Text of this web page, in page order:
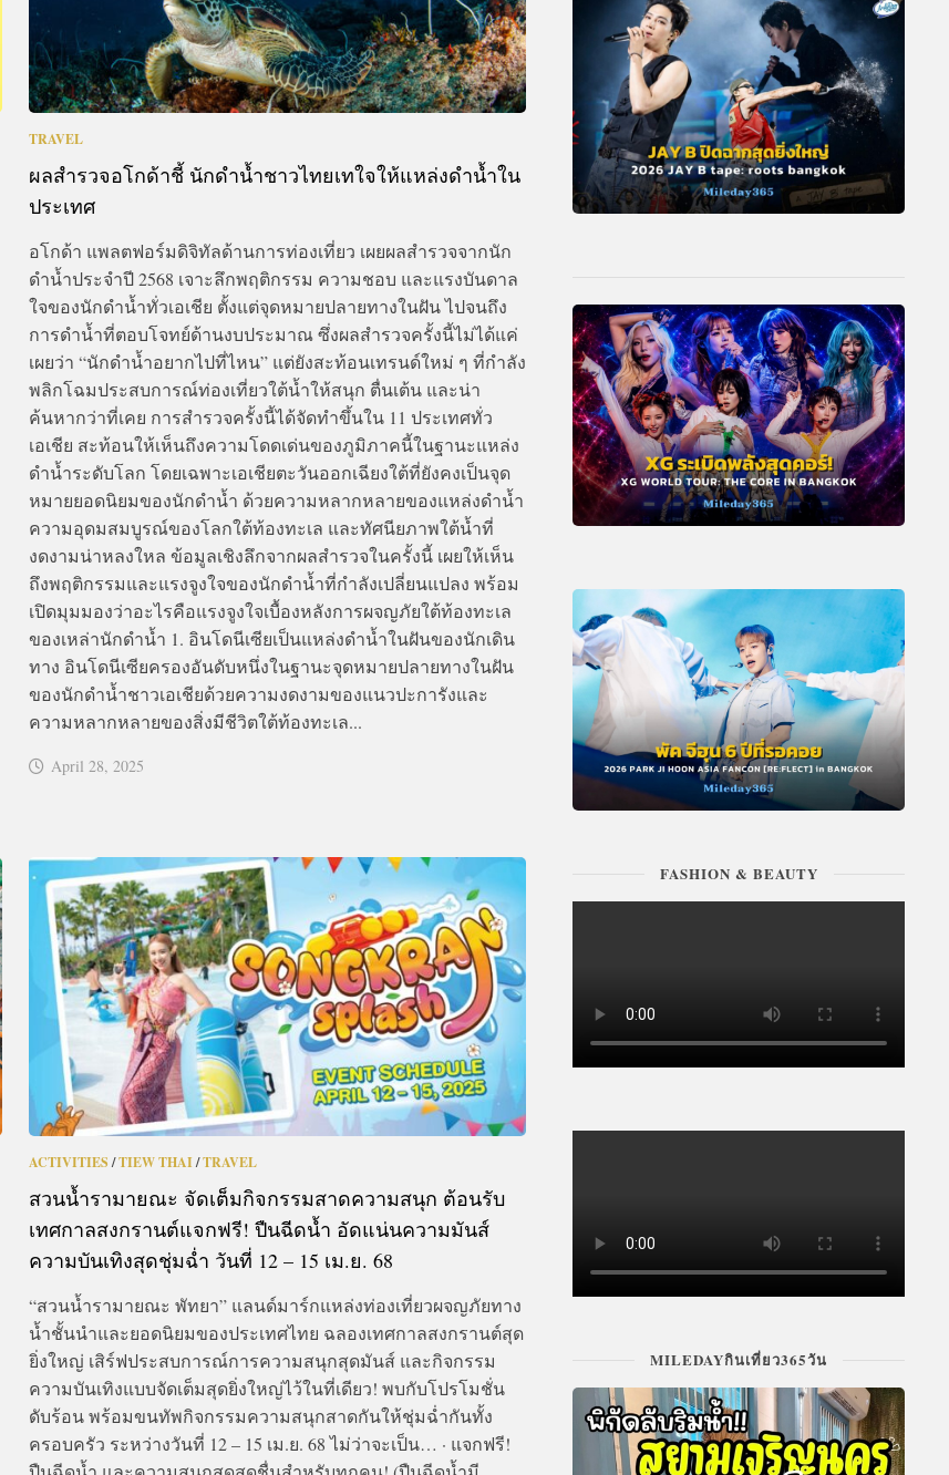
TRAVEL
ผลสำรวจอโกด้าชี้ นักดำน้ำชาวไทยเทใจให้แหล่งดำน้ำใน
ประเทศ
อโกด้า แพลตฟอร์มดิจิทัลด้านการท่องเที่ยว เผยผลสำรวจจากนัก
ดำน้ำประจำปี 2568 เจาะลึกพฤติกรรม ความชอบ และแรงบันดาล
ใจของนักดำน้ำทั่วเอเชีย ตั้งแต่จุดหมายปลายทางในฝัน ไปจนถึง
การดำน้ำที่ตอบโจทย์ด้านงบประมาณ ซึ่งผลสำรวจครั้งนี้ไม่ได้แค่
เผยว่า “นักดำน้ำอยากไปที่ไหน” แต่ยังสะท้อนเทรนด์ใหม่ ๆ ที่กำลัง
พลิกโฉมประสบการณ์ท่องเที่ยวใต้น้ำให้สนุก ตื่นเต้น และน่า
ค้นหากว่าที่เคย การสำรวจครั้งนี้ได้จัดทำขึ้นใน 11 ประเทศทั่ว
เอเชีย สะท้อนให้เห็นถึงความโดดเด่นของภูมิภาคนี้ในฐานะแหล่ง
ดำน้ำระดับโลก โดยเฉพาะเอเชียตะวันออกเฉียงใต้ที่ยังคงเป็นจุด
หมายยอดนิยมของนักดำน้ำ ด้วยความหลากหลายของแหล่งดำน้ำ
ความอุดมสมบูรณ์ของโลกใต้ท้องทะเล และทัศนียภาพใต้น้ำที่
งดงามน่าหลงใหล ข้อมูลเชิงลึกจากผลสำรวจในครั้งนี้ เผยให้เห็น
ถึงพฤติกรรมและแรงจูงใจของนักดำน้ำที่กำลังเปลี่ยนแปลง พร้อม
เปิดมุมมองว่าอะไรคือแรงจูงใจเบื้องหลังการผจญภัยใต้ท้องทะเล
ของเหล่านักดำน้ำ 1. อินโดนีเซียเป็นแหล่งดำน้ำในฝันของนักเดิน
ทาง อินโดนีเซียครองอันดับหนึ่งในฐานะจุดหมายปลายทางในฝัน
ของนักดำน้ำชาวเอเชียด้วยความงดงามของแนวปะการังและ
ความหลากหลายของสิ่งมีชีวิตใต้ท้องทะเล...
April 28, 2025
ACTIVITIES/TIEW THAI/TRAVEL
สวนน้ำรามายณะ จัดเต็มกิจกรรมสาดความสนุก ต้อนรับ
เทศกาลสงกรานต์แจกฟรี! ปืนฉีดน้ำ อัดแน่นความมันส์
ความบันเทิงสุดชุ่มฉ่ำ วันที่ 12 – 15 เม.ย. 68
“สวนน้ำรามายณะ พัทยา” แลนด์มาร์กแหล่งท่องเที่ยวผจญภัยทาง
น้ำชั้นนำและยอดนิยมของประเทศไทย ฉลองเทศกาลสงกรานต์สุด
ยิ่งใหญ่ เสิร์ฟประสบการณ์การความสนุกสุดมันส์ และกิจกรรม
ความบันเทิงแบบจัดเต็มสุดยิ่งใหญ่ไว้ในที่เดียว! พบกับโปรโมชั่น
ดับร้อน พร้อมขนทัพกิจกรรมความสนุกสาดกันให้ชุ่มฉ่ำกันทั้ง
ครอบครัว ระหว่างวันที่ 12 – 15 เม.ย. 68 ไม่ว่าจะเป็น… · แจกฟรี!
FASHION & BEAUTY
MILEDAYกินเที่ยว365วัน